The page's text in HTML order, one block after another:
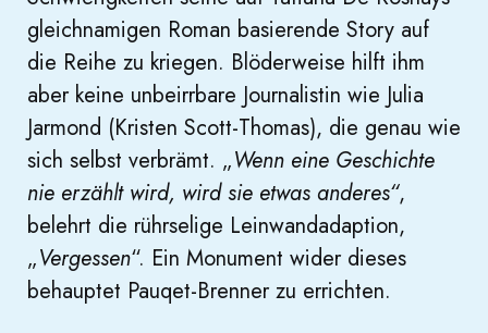
gleichnamigen Roman basierende Story auf
die Reihe zu kriegen. Blöderweise hilft ihm
aber keine unbeirrbare Journalistin wie Julia
Jarmond (Kristen Scott-Thomas), die genau wie
sich selbst verbrämt. „Wenn eine Geschichte
nie erzählt wird, wird sie etwas anderes“,
belehrt die rührselige Leinwandadaption,
„Vergessen“. Ein Monument wider dieses
behauptet Pauqet-Brenner zu errichten.